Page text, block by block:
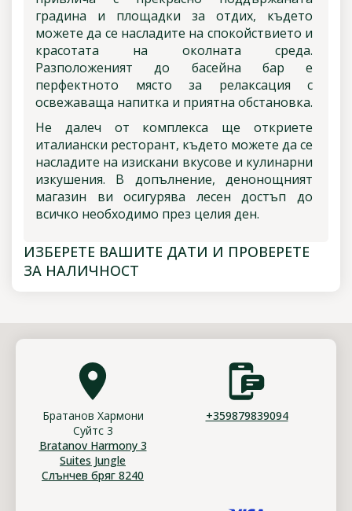
градина и площадки за отдих, където
можете да се насладите на спокойствието и
красотата на околната среда.
Разположеният до басейна бар е
перфектното място за релаксация с
освежаваща напитка и приятна обстановка.
Не далеч от комплекса ще откриете
италиански ресторант, където можете да се
насладите на изискани вкусове и кулинарни
изкушения. В допълнение, денонощният
магазин ви осигурява лесен достъп до
всичко необходимо през целия ден.
ИЗБЕРЕТЕ ВАШИТЕ ДАТИ И ПРОВЕРЕТЕ
ЗА НАЛИЧНОСТ
Братанов Хармони
Суйтс 3
Bratanov Harmony 3
Suites Jungle
Слънчев бряг 8240
+359879839094